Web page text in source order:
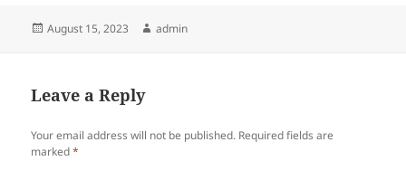
Posted
August 15, 2023 Author
admin
Leave a Reply
Your email address will not be published. Required fields are
marked*